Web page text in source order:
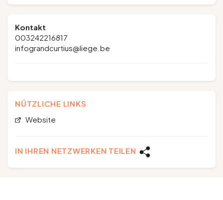
Kontakt
003242216817
infograndcurtius@liege.be
NÜTZLICHE LINKS
Website
IN IHREN NETZWERKEN TEILEN